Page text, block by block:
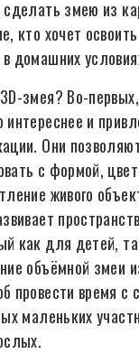
сделать змею из
кто хочет
домашних
змея? Во-
и
Они
с формой,
живого
как для детей,
объёмной змеи
провести время с
маленьких